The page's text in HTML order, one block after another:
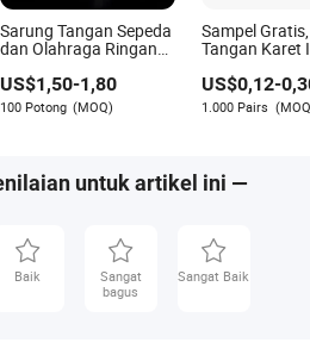
Sarung Tangan Sepeda
dan Olahraga Ringan
Bersepeda Sarung
Tangan Angkat Beban
US$1,50-1,80
100 Potong (MOQ)
Sampel
Tangan Karet
Berlapis
Telapak Kerut
US$0,12-
1.000 Pairs
untuk artikel ini —
Baik
Sangat
bagus
Sangat Baik